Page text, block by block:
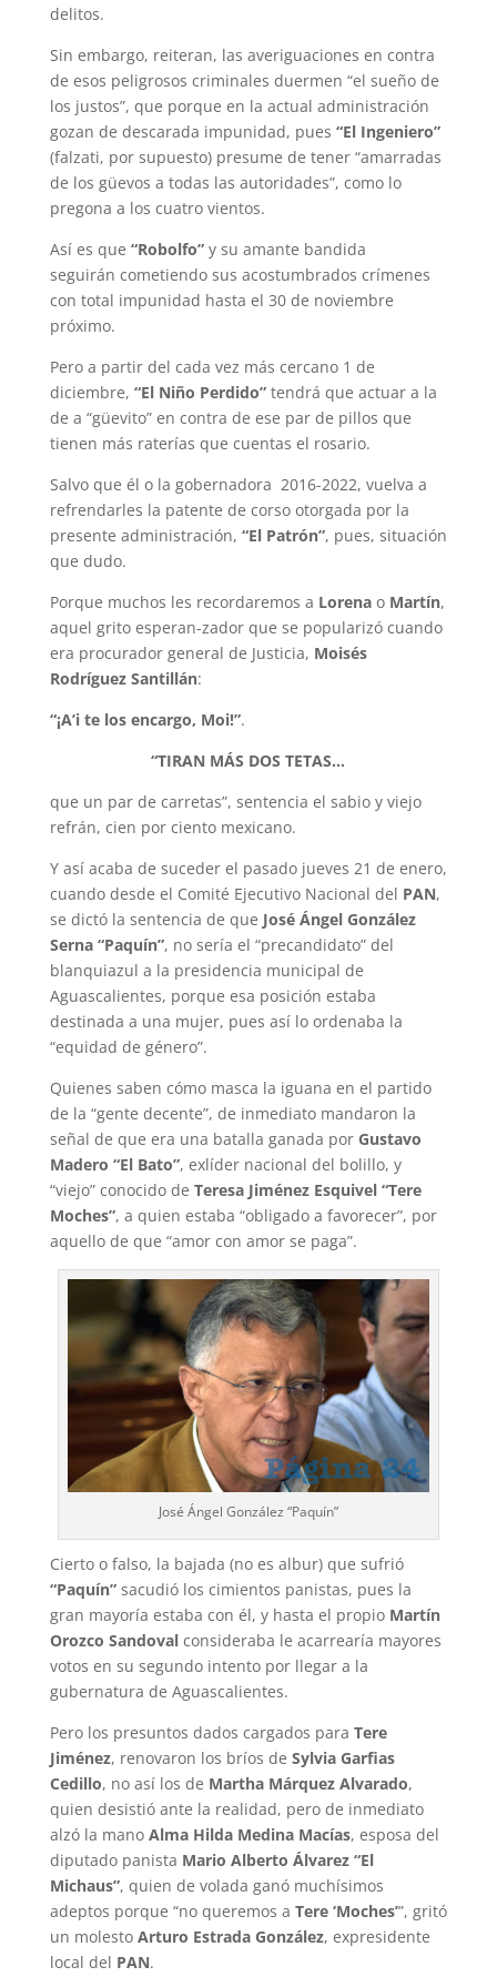
delitos.
Sin embargo, reiteran, las averiguaciones en contra
de esos peligrosos criminales duermen “el sueño de
los justos”, que porque en la actual administración
gozan de descarada impunidad, pues “El Ingeniero”
(falzati, por supuesto) presume de tener “amarradas
de los güevos a todas las autoridades”, como lo
pregona a los cuatro vientos.
Así es que “Robolfo” y su amante bandida
seguirán cometiendo sus acostumbrados crímenes
con total impunidad hasta el 30 de noviembre
próximo.
Pero a partir del cada vez más cercano 1 de
diciembre, “El Niño Perdido” tendrá que actuar a la
de a “güevito” en contra de ese par de pillos que
tienen más raterías que cuentas el rosario.
Salvo que él o la gobernadora 2016-2022, vuelva a
refrendarles la patente de corso otorgada por la
presente administración, “El Patrón”, pues, situación
que dudo.
Porque muchos les recordaremos a Lorena o Martín,
aquel grito esperan-zador que se popularizó cuando
era procurador general de Justicia, Moisés
Rodríguez Santillán:
“¡A’i te los encargo, Moi!”.
“TIRAN MÁS DOS TETAS…
que un par de carretas”, sentencia el sabio y viejo
refrán, cien por ciento mexicano.
Y así acaba de suceder el pasado jueves 21 de enero,
cuando desde el Comité Ejecutivo Nacional del PAN,
se dictó la sentencia de que José Ángel González
Serna “Paquín”, no sería el “precandidato” del
blanquiazul a la presidencia municipal de
Aguascalientes, porque esa posición estaba
destinada a una mujer, pues así lo ordenaba la
“equidad de género”.
Quienes saben cómo masca la iguana en el partido
de la “gente decente”, de inmediato mandaron la
señal de que era una batalla ganada por Gustavo
Madero “El Bato”, exlíder nacional del bolillo, y
“viejo” conocido de Teresa Jiménez Esquivel “Tere
Moches”, a quien estaba “obligado a favorecer”, por
aquello de que “amor con amor se paga”.
José Ángel González “Paquín”
Cierto o falso, la bajada (no es albur) que sufrió
“Paquín” sacudió los cimientos panistas, pues la
gran mayoría estaba con él, y hasta el propio Martín
Orozco Sandovalconsideraba le acarrearía mayores
votos en su segundo intento por llegar a la
gubernatura de Aguascalientes.
Pero los presuntos dados cargados para Tere
Jiménez, renovaron los bríos de Sylvia Garfias
Cedillo, no así los de Martha Márquez Alvarado,
quien desistió ante la realidad, pero de inmediato
alzó la mano Alma Hilda Medina Macías, esposa del
diputado panista Mario Alberto Álvarez “El
Michaus”, quien de volada ganó muchísimos
adeptos porque “no queremos a Tere ‘Moches’”, gritó
un molesto Arturo Estrada González, expresidente
local del PAN.